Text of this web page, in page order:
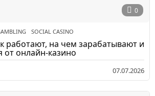
0
,SOCIAL CASINO
работают, на чем зарабатывают и
от онлайн-казино
07.07.2026